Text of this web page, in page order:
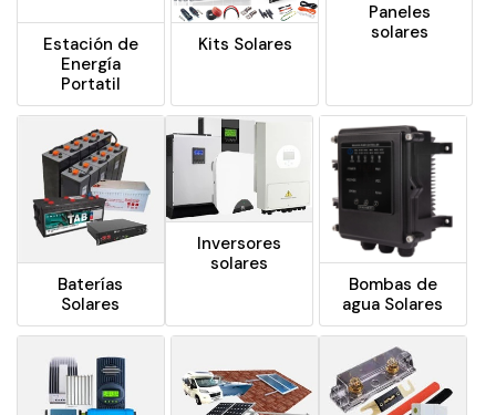
Estación de
Energía
Portatil
Kits Solares
Paneles
solares
Baterías
Solares
Inversores
solares
Bombas de
agua Solares